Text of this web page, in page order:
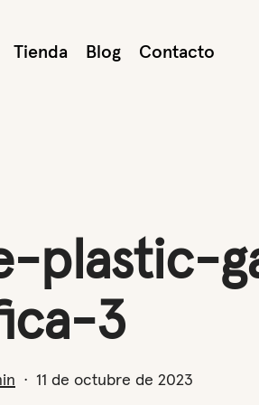
Tienda Blog Contacto
plastic-
3
11 de octubre de 2023